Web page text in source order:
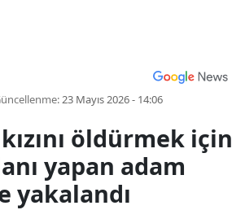
23 Mayıs 2026 - 14:06
öldürmek için
yapan adam
yakalandı